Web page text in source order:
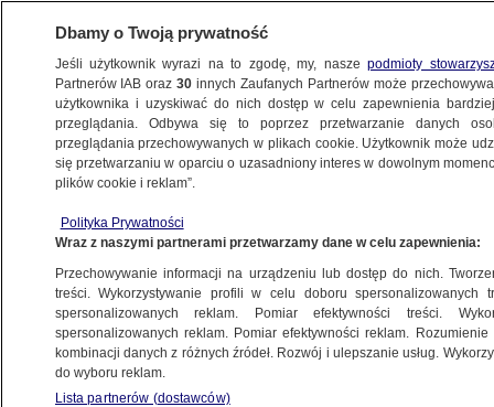
BIZNES
ZE ŚWIATA
tysięcy pracowników
18.02.2020, 17:59
Udostępnij
Brytyjski holding finansowy HSBC ogłosił we
Dbamy o Twoją prywatność
Jeśli użytkownik wyrazi na to zgodę, my, naszepodmioty
Partnerów IAB oraz30 innych Zaufanych Partnerów może
użytkownika i uzyskiwać do nich dostęp w celu zapewnienia
przeglądania. Odbywa się to poprzez przetwarzanie danych
przeglądania przechowywanych w plikach cookie. Użytkownik może
się przetwarzaniu w oparciu o uzasadniony interes w dowolnym
plików cookie i reklam”.
Polityka Prywatności
Wraz z naszymi partnerami przetwarzamy dane w celu zapewnienia:
Przechowywanie informacji na urządzeniu lub dostęp do nich.
treści. Wykorzystywanie profili w celu doboru spersonalizowanych
spersonalizowanych reklam. Pomiar efektywności treści.
spersonalizowanych reklam. Pomiar efektywności reklam.
kombinacji danych z różnych źródeł. Rozwój i ulepszanie usług.
do wyboru reklam.
Lista partnerów (dostawców)